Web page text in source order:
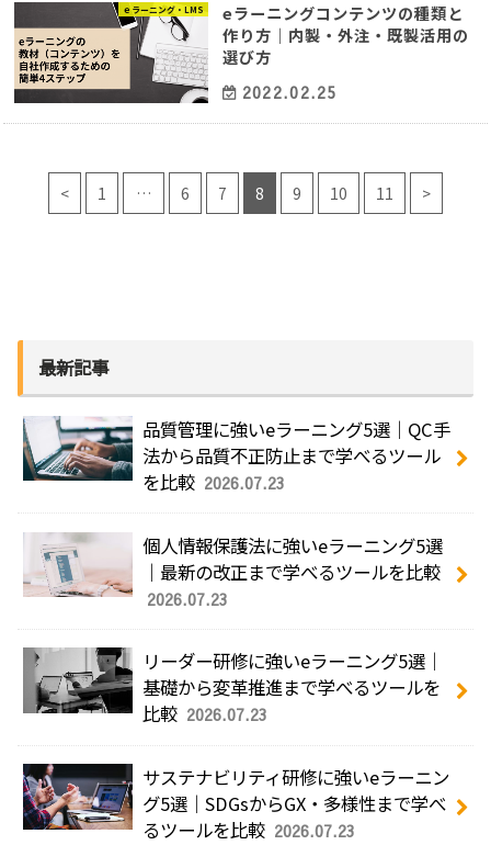
ｅラーニング・LMS
eラーニングコンテンツの種類と
作り方｜内製・外注・既製活用の
選び方
2022.02.25
< 1 … 6 7 8 9 10 11 >
最新記事
品質管理に強いeラーニング5選｜QC手
法から品質不正防止まで学べるツール
を比較 2026.07.23
個人情報保護法に強いeラーニング5選
｜最新の改正まで学べるツールを比較
2026.07.23
リーダー研修に強いeラーニング5選｜
基礎から変革推進まで学べるツールを
比較 2026.07.23
サステナビリティ研修に強いeラーニン
グ5選｜SDGsからGX・多様性まで学べ
るツールを比較 2026.07.23